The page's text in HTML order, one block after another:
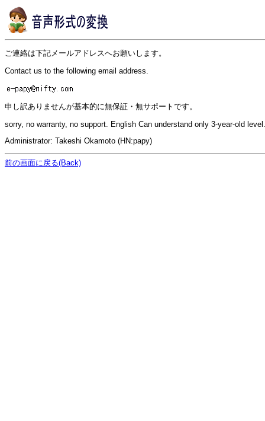
ご連絡は下記メールアドレスへお願いします。
Contact us to the following email address.
申し訳ありませんが基本的に無保証・無サポートです。
sorry, no warranty, no support. English Can understand only 3-year-old level.
Administrator: Takeshi Okamoto (HN:papy)
前の画面に戻る(Back)